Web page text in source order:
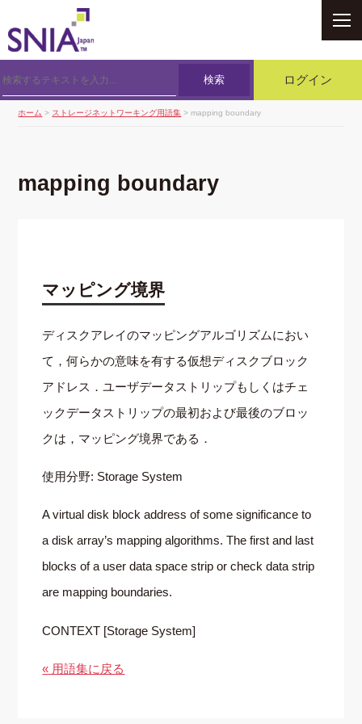
検索 ログイン
ホーム > ストレージネットワーキング用語集 > mapping boundary
mapping boundary
マッピング境界
ディスクアレイのマッピングアルゴリズムにおい
て，何らかの意味を有する仮想ディスクブロック
アドレス．ユーザデータストリップもしくはチェ
ックデータストリップの最初および最後のブロッ
クは，マッピング境界である．
使用分野: Storage System
A virtual disk block address of some significance to
a disk array’s mapping algorithms. The first and last
blocks of a user data space strip or check data strip
are mapping boundaries.
CONTEXT [Storage System]
« 用語集に戻る